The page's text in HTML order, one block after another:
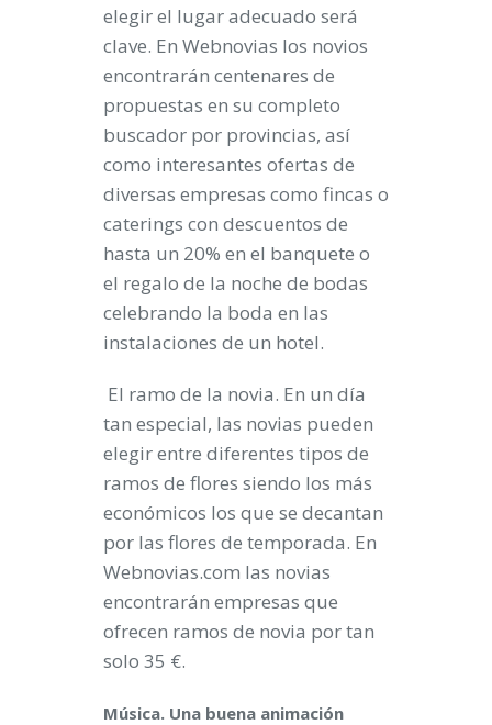
elegir el lugar adecuado será
clave. En Webnovias los novios
encontrarán centenares de
propuestas en su completo
buscador por provincias, así
como interesantes ofertas de
diversas empresas como fincas o
caterings con descuentos de
hasta un 20% en el banquete o
el regalo de la noche de bodas
celebrando la boda en las
instalaciones de un hotel.
El ramo de la novia. En un día
tan especial, las novias pueden
elegir entre diferentes tipos de
ramos de flores siendo los más
económicos los que se decantan
por las flores de temporada. En
Webnovias.com las novias
encontrarán empresas que
ofrecen ramos de novia por tan
solo 35 €.
Música. Una buena animación